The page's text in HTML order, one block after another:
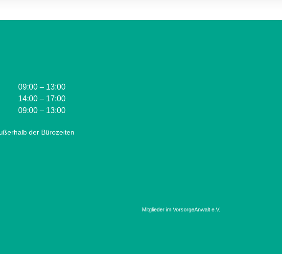
09:00 – 13:00
14:00 – 17:00
09:00 – 13:00
der Bürozeiten
Mitglieder im VorsorgeAnwalt e.V.